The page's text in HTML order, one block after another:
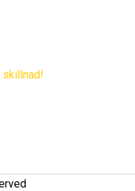
skillnad!